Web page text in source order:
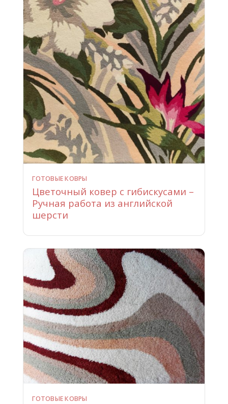
ГОТОВЫЕ КОВРЫ
Цветочный ковер с гибискусами –
Ручная работа из английской
шерсти
ГОТОВЫЕ КОВРЫ